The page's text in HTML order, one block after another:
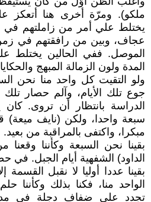
ملكو). ومرّة أخرى هنا أتعكز
يختلط علي أمر من زاملتهم في
عجاف، وبين من رافقتهم في
الموصل. ففي الحالين يختلط
المدة ولون الزمالة المبهج
ولو التقيت كل واحد منا نحن
جوع تلك الأيام، وآلم حصار تلك
الدراسة بانتظار أن تروى.
سبعة واحدا، ولكن (نايف
مبكرا، واكتفى بالمراقبة من بعيد.
بقينا نحن السبعة وكأننا
الداود) الشفهية أيام الجبل. في
بقينا عددا أوليا لا نقبل القسمة
الواحد منا، فكنا بذلك وكأننا
تجدد على ضفاف دجلة في